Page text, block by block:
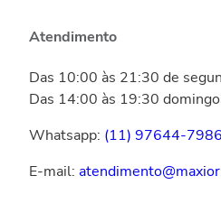
Atendimento
Das 10:00 às 21:30 de
Das 14:00 às 19:30
Whatsapp: (11) 97644-7986
E-mail: